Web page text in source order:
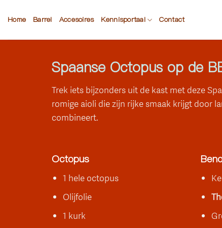
naarHome Barrel Accesoires Kennisportaal Contact
Spaanse Octopus op de
Trek iets bijzonders uit de kast met deze
romige aioli die zijn rijke smaak krijgt door
combineert.
Octopus
1 hele octopus
Olijfolie
1 kurk